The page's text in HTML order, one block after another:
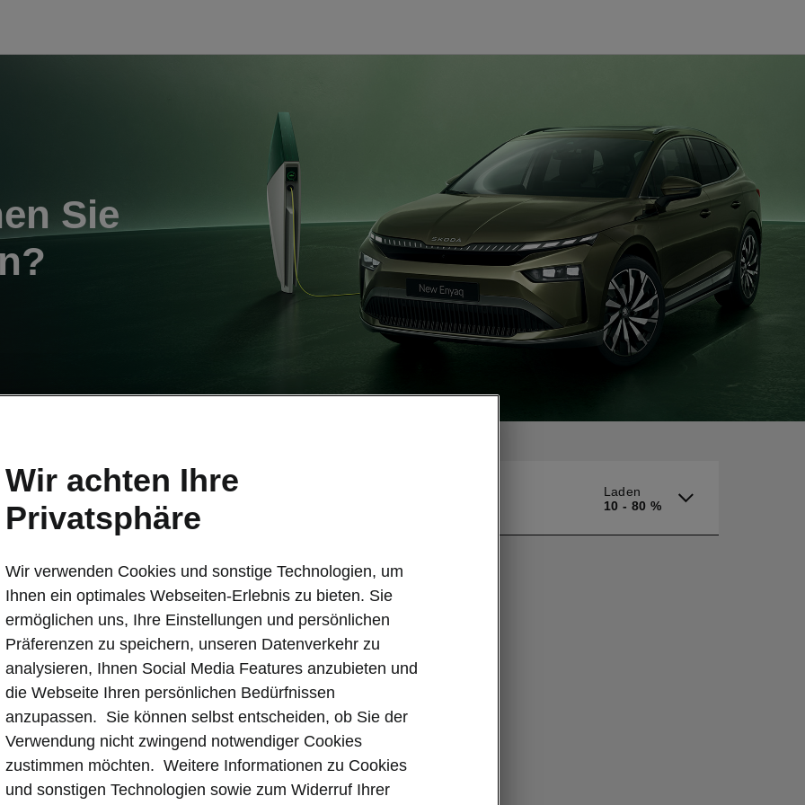
Sie
Reichweite km
Laden
10 - 80 %
m
Schnellladen
DC) 199 kW
ÖFFENTLICH
6h 18m
EMPFOHLEN
Öffentliches Laden
(Wechselstrom AC) 11 kW
Wir achten Ihre
Privatsphäre
Wir verwenden Cookies und sonstige Technologien, um
Ihnen ein optimales Webseiten-Erlebnis zu bieten. Sie
ermöglichen uns, Ihre Einstellungen und persönlichen
Präferenzen zu speichern, unseren Datenverkehr zu
analysieren, Ihnen Social Media Features anzubieten und
die Webseite Ihren persönlichen Bedürfnissen
anzupassen. Sie können selbst entscheiden, ob Sie der
Verwendung nicht zwingend notwendiger Cookies
zustimmen möchten. Weitere Informationen zu Cookies
und sonstigen Technologien sowie zum Widerruf Ihrer